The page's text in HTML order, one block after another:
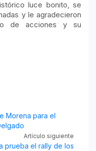
luce bonito, se
y le agradecieron
de acciones y su
Morena para el
Artículo siguiente
prueba el rally de los